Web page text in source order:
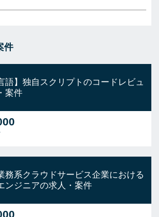
件
語】独自スクリプトのコードレビュ
案件
務系クラウドサービス企業における
ンジニアの求人・案件